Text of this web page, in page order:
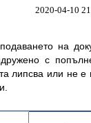
2020-04-10
на
с
липсва или не